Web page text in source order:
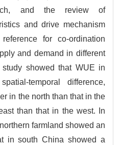
and the review of
and drive mechanism
for co-ordination
and demand in different
showed that WUE in
temporal difference,
in the north than that in the
than that in the west. In
farmland showed an
in south China showed a